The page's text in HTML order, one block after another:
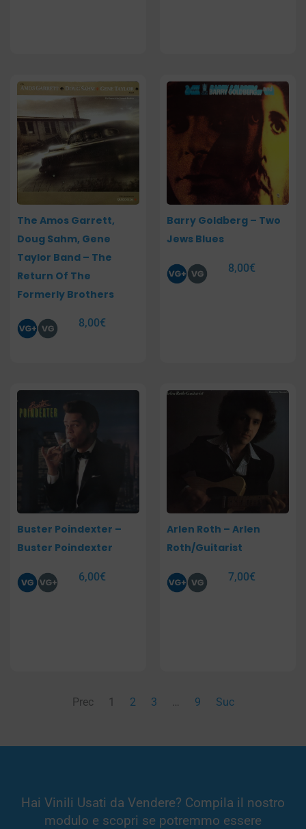
The Amos Garrett,
Doug Sahm, Gene
Taylor Band – The
Return Of The
Formerly Brothers
8,00€
Barry Goldberg – Two
Jews Blues
8,00€
Buster Poindexter –
Buster Poindexter
6,00€
Arlen Roth – Arlen
Roth/Guitarist
7,00€
Prec 1 2 3 … 9 Suc
Hai Vinili Usati da Vendere? Compila il nostro
modulo e scopri se potremmo essere